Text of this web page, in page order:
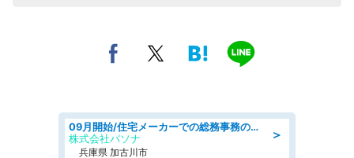
＞
09月開始/住宅メーカーでの総務事務のお仕事/駅近/車通勤可/一般事務/人事労務
株式会社パソナ
兵庫県 加古川市